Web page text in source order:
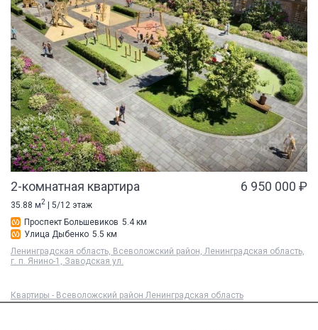
2-комнатная квартира 6 950 000 ₽
35.88 м2 | 5/12 этаж
Проспект Большевиков 5.4 км
Улица Дыбенко 5.5 км
Ленинградская область, Всеволожский район, Ленинградская область,
г. п. Янино-1, Заводская ул.
Квартиры - Всеволожский район Ленинградская область